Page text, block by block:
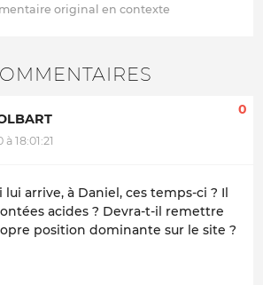
18:01:21
0
lui arrive, à Daniel, ces temps-ci ? Il
acides ? Devra-t-il remettre
position dominante sur le site ?